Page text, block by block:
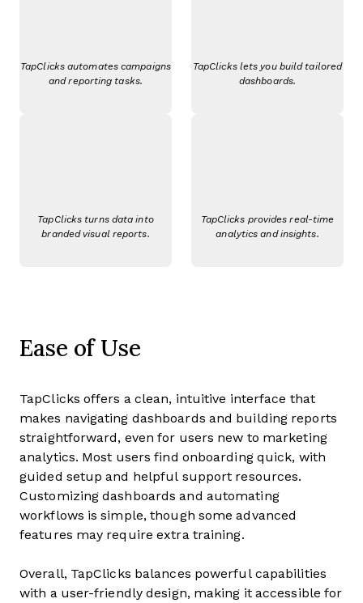
TapClicks automates campaigns
and reporting tasks.
TapClicks lets you build tailored
dashboards.
TapClicks turns data into
branded visual reports.
TapClicks provides real-time
analytics and insights.
Ease of Use
TapClicks offers a clean, intuitive interface that
makes navigating dashboards and building reports
straightforward, even for users new to marketing
analytics. Most users find onboarding quick, with
guided setup and helpful support resources.
Customizing dashboards and automating
workflows is simple, though some advanced
features may require extra training.
Overall, TapClicks balances powerful capabilities
with a user-friendly design, making it accessible for